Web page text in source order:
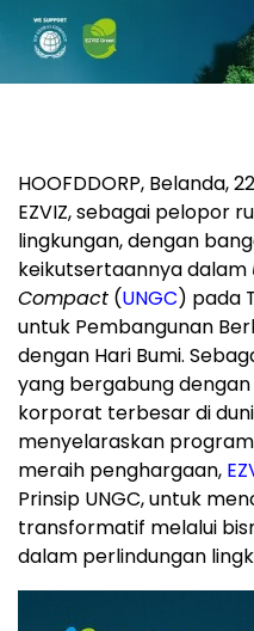
HOOFDDORP, Belanda,
EZVIZ, sebagai pelopor
lingkungan, dengan
keikutsertaannya dalam
Compact (UNGC) pada
untuk Pembangunan
dengan Hari Bumi.
yang bergabung
korporat terbesar di
menyelaraskan
meraih penghargaan,
Prinsip UNGC, untuk
transformatif melalui
dalam perlindungan